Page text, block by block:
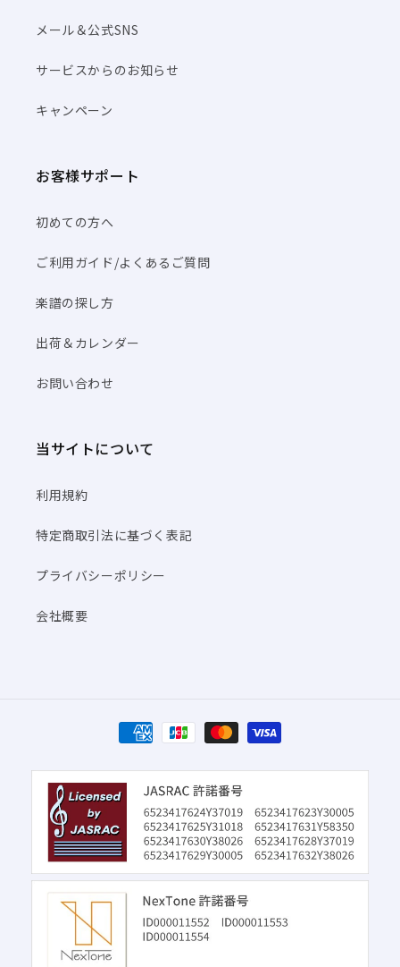
メール＆公式SNS
サービスからのお知らせ
キャンペーン
お客様サポート
初めての方へ
ご利用ガイド/よくあるご質問
楽譜の探し方
出荷＆カレンダー
お問い合わせ
当サイトについて
利用規約
特定商取引法に基づく表記
プライバシーポリシー
会社概要
決
済
方
法